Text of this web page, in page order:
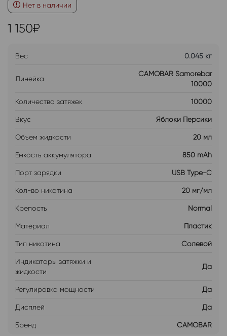
Нет в наличии
1 150₽
Вес 0.045 кг
Линейка
CAMOBAR Samorebar
10000
Количество затяжек 10000
Вкус Яблоки Персики
Объем жидкости 20 мл
Емкость аккумулятора 850 mAh
Порт зарядки USB Type-C
Кол-во никотина 20 мг/мл
Крепость Normal
Материал Пластик
Тип никотина Солевой
Индикаторы затяжки и
жидкости
Да
Регулировка мощности Да
Дисплей Да
Бренд CAMOBAR